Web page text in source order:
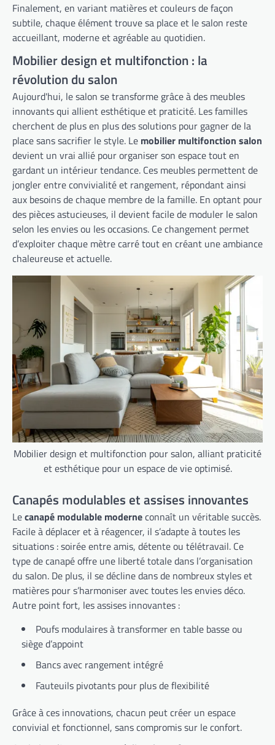
Finalement, en variant matières et couleurs de façon
subtile, chaque élément trouve sa place et le salon reste
accueillant, moderne et agréable au quotidien.
Mobilier design et multifonction : la
révolution du salon
Aujourd'hui, le salon se transforme grâce à des meubles
innovants qui allient esthétique et praticité. Les familles
cherchent de plus en plus des solutions pour gagner de la
place sans sacrifier le style. Le mobilier multifonction salon
devient un vrai allié pour organiser son espace tout en
gardant un intérieur tendance. Ces meubles permettent de
jongler entre convivialité et rangement, répondant ainsi
aux besoins de chaque membre de la famille. En optant pour
des pièces astucieuses, il devient facile de moduler le salon
selon les envies ou les occasions. Ce changement permet
d’exploiter chaque mètre carré tout en créant une ambiance
chaleureuse et actuelle.
Mobilier design et multifonction pour salon, alliant praticité
et esthétique pour un espace de vie optimisé.
Canapés modulables et assises innovantes
Lecanapé modulable moderneconnaît un véritable succès.
Facile à déplacer et à réagencer, il s’adapte à toutes les
situations : soirée entre amis, détente ou télétravail. Ce
type de canapé offre une liberté totale dans l’organisation
du salon. De plus, il se décline dans de nombreux styles et
matières pour s’harmoniser avec toutes les envies déco.
Autre point fort, les assises innovantes :
Poufs modulaires à transformer en table basse ou
siège d’appoint
Bancs avec rangement intégré
Fauteuils pivotants pour plus de flexibilité
Grâce à ces innovations, chacun peut créer un espace
convivial et fonctionnel, sans compromis sur le confort.